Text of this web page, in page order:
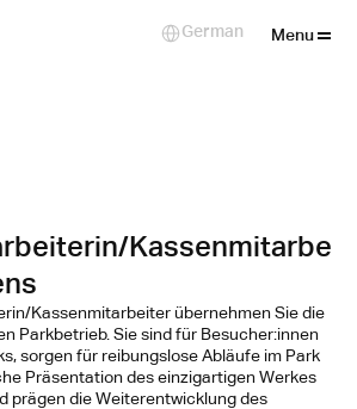
Kassenmitarbeiter übernehmen Sie die
Parkbetrieb. Sie sind für Besucher:innen
sorgen für reibungslose Abläufe im Park
Präsentation des einzigartigen Werkes
prägen die Weiterentwicklung des
Menu
Select Language
German